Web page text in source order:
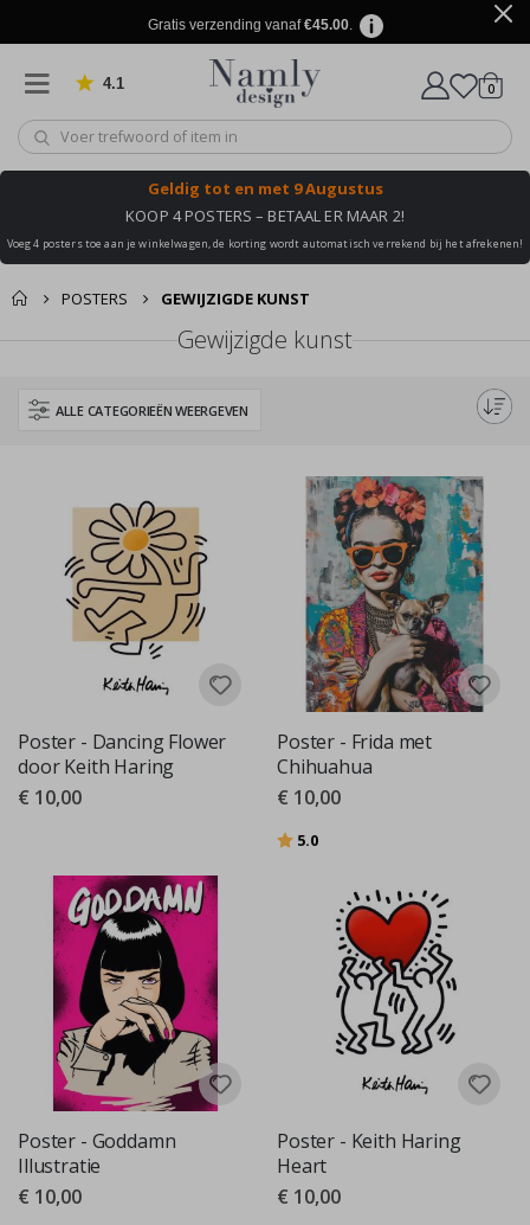
Gratis verzending vanaf€45.00.
4.1 Gebaseerd op 1019 beoordelingen 0
Geldig tot en met 9 Augustus
KOOP 4 POSTERS – BETAAL ER MAAR 2!
Voeg 4 posters toe aan je winkelwagen, de korting wordt automatisch verrekend bij het afrekenen!
POSTERS GEWIJZIGDE KUNST
Gewijzigde kunst
ALLE CATEGORIEËN WEERGEVEN
Poster - Dancing Flower
door Keith Haring
€ 10,00
Poster - Frida met
Chihuahua
€ 10,00
Beoordeling:
5.0
Poster - Goddamn
Illustratie
€ 10,00
Poster - Keith Haring
Heart
€ 10,00